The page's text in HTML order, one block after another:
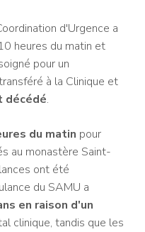
d'Urgence a
heures du matin et
pour un
à la Clinique et
décédé.
du matin pour
au monastère Saint-
ont été
du SAMU a
en raison d'un
clinique, tandis que les